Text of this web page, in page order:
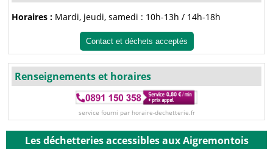
Horaires : Mardi, jeudi, samedi : 10h-13h / 14h-18h
Contact et déchets acceptés
Renseignements et horaires
service fourni par horaire-dechetterie.fr
Les déchetteries accessibles aux Aigremontois